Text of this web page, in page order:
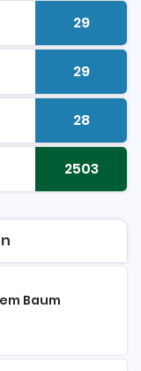
ausdruckenAnzahl
29
ausdruckenAnzahl
29
ausdruckenAnzahl
28
ausdruckenAnzahl
2503
Baum